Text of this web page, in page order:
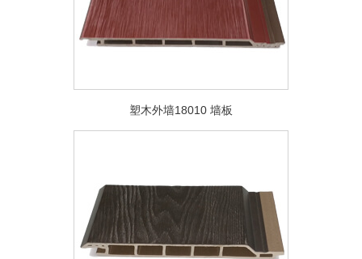
塑木外墙18010 墙板